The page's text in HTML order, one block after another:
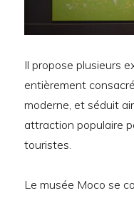
Il propose plusieurs
entièrement
moderne, et séduit
attraction populaire
touristes.
Le musée Moco se